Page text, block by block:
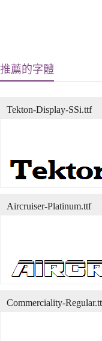
推薦的字體
Tekton-Display-SSi.ttf
Aircruiser-Platinum.ttf
Commerciality-